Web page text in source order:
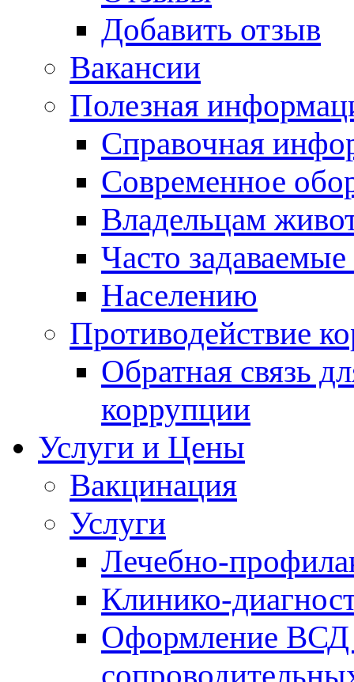
Добавить отзыв
Вакансии
Полезная
Справочная
Современное
Владельцам
Часто
Населению
Противодействие
Обратная связь
коррупции
Услуги и Цены
Вакцинация
Услуги
Лечебно-
Клинико-
Оформление ВСД